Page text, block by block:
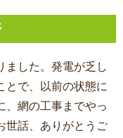
ました。発電が乏し
とで、以前の状態に
、網の工事までやっ
世話、ありがとうご